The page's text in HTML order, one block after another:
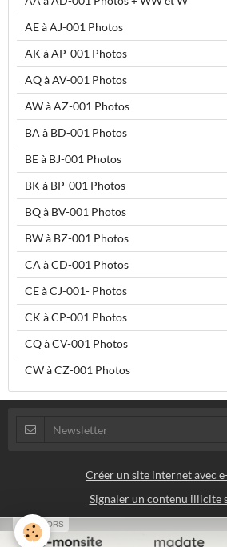
AE à AJ-001 Photos
AK à AP-001 Photos
AQ à AV-001 Photos
AW à AZ-001 Photos
BA à BD-001 Photos
BE à BJ-001 Photos
BK à BP-001 Photos
BQ à BV-001 Photos
BW à BZ-001 Photos
CA à CD-001 Photos
CE à CJ-001- Photos
CK à CP-001 Photos
CQ à CV-001 Photos
CW à CZ-001 Photos
Créer un site internet avec
Signaler un contenu illicite
SPONSORS